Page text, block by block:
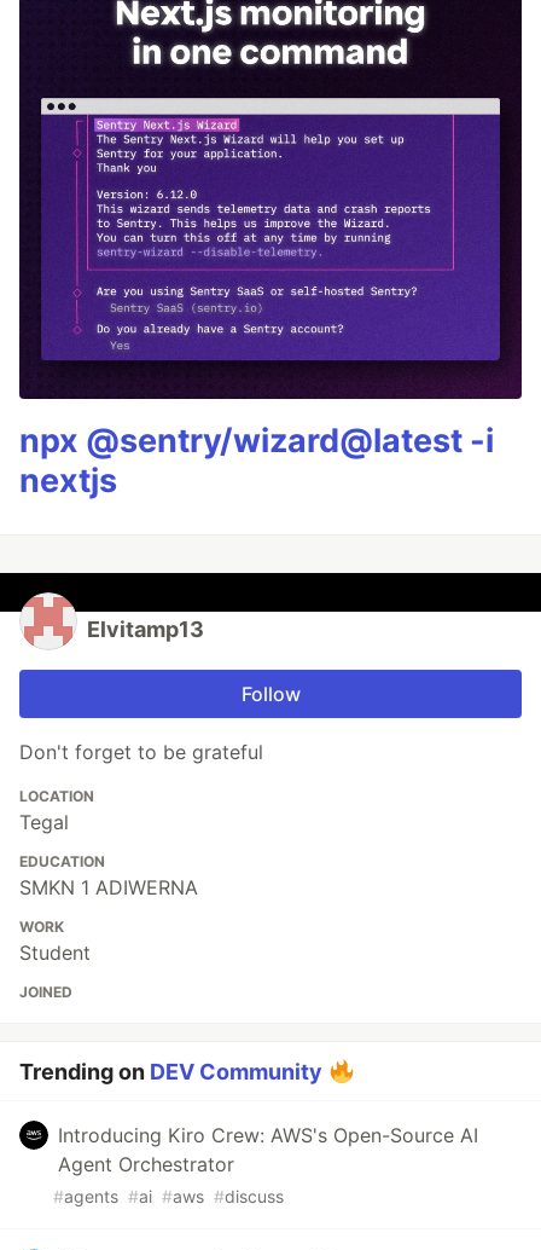
npx @sentry/wizard@latest -i
nextjs
Elvitamp13
Follow
Don't forget to be grateful
LOCATION
Tegal
EDUCATION
SMKN 1 ADIWERNA
WORK
Student
JOINED
Trending on DEV Community
Introducing Kiro Crew: AWS's Open-Source AI
Agent Orchestrator
#agents #ai #aws #discuss